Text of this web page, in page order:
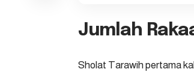
Jumlah
Sholat Tarawih pertama